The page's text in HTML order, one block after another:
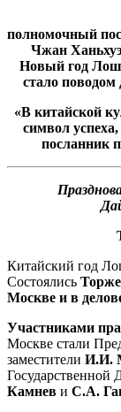
полномочный
Чжан
Новый год
стало поводом
«В китайской
символ
посланник
Китайский год
Состоялись
Москве и в
Участниками
Москве стали
заместители И.И.
Камнев и С.А.